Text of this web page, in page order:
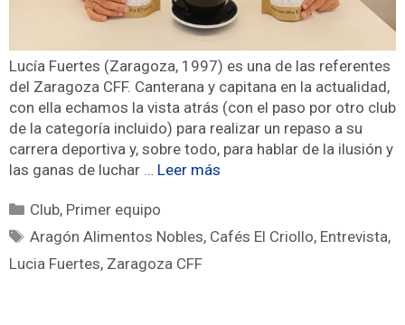
Lucía Fuertes (Zaragoza, 1997) es una de las referentes
del Zaragoza CFF. Canterana y capitana en la actualidad,
con ella echamos la vista atrás (con el paso por otro club
de la categoría incluido) para realizar un repaso a su
carrera deportiva y, sobre todo, para hablar de la ilusión y
las ganas de luchar … Leer más
Club, Primer equipo
Aragón Alimentos Nobles, Cafés El Criollo, Entrevista,
Lucia Fuertes, Zaragoza CFF